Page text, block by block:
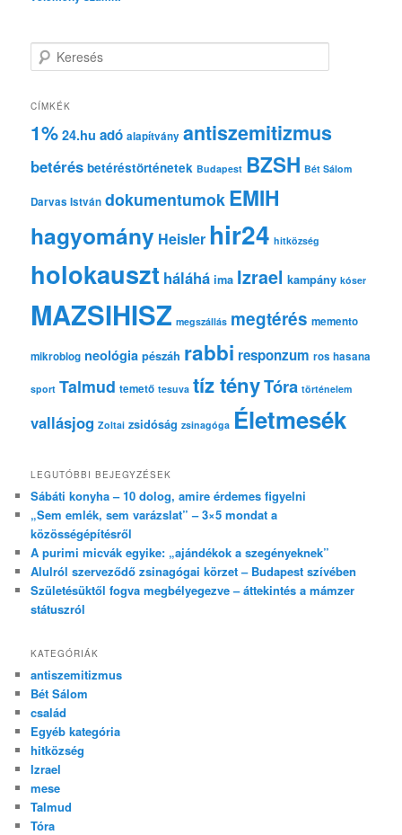
e
e
é
CÍMKÉK
1% 24.hu adó alapítvány antiszemitizmus
betérés betéréstörténetek Budapest BZSH Bét Sálom
Darvas István dokumentumok EMIH
hagyomány Heisler hir24 hitközség
holokauszt háláhá ima Izrael kampány kóser
MAZSIHISZ megszállás megtérés memento
mikroblog neológia pészáh rabbi responzum ros hasana
sport Talmud temető tesuva tíz tényTóra történelem
vallásjog Zoltai zsidóság zsinagóga Életmesék
LEGUTÓBBI BEJEGYZÉSEK
Sábáti konyha – 10 dolog, amire érdemes figyelni
„Sem emlék, sem varázslat” – 3×5 mondat a
közösségépítésről
A purimi micvák egyike: „ajándékok a szegényeknek”
Alulról szerveződő zsinagógai körzet – Budapest szívében
Születésüktől fogva megbélyegezve – áttekintés a mámzer
státuszról
KATEGÓRIÁK
antiszemitizmus
Bét Sálom
család
Egyéb kategória
hitközség
Izrael
mese
Talmud
Tóra